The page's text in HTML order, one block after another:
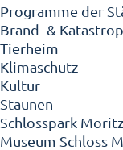
Programme der
Brand- &
Tierheim
Klimaschutz
Kultur
Staunen
Schlosspark
Museum Schloss